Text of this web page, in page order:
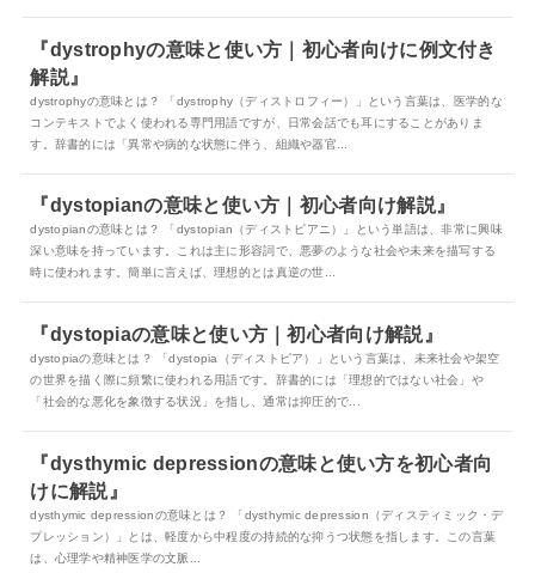
『dystrophyの意味と使い方｜初心者向けに例文付き
解説』
dystrophyの意味とは？ 「dystrophy（ディストロフィー）」という言葉は、医学的な
コンテキストでよく使われる専門用語ですが、日常会話でも耳にすることがありま
す。辞書的には「異常や病的な状態に伴う、組織や器官...
『dystopianの意味と使い方｜初心者向け解説』
dystopianの意味とは？ 「dystopian（ディストピアニ）」という単語は、非常に興味
深い意味を持っています。これは主に形容詞で、悪夢のような社会や未来を描写する
時に使われます。簡単に言えば、理想的とは真逆の世...
『dystopiaの意味と使い方｜初心者向け解説』
dystopiaの意味とは？ 「dystopia（ディストピア）」という言葉は、未来社会や架空
の世界を描く際に頻繁に使われる用語です。辞書的には「理想的ではない社会」や
「社会的な悪化を象徴する状況」を指し、通常は抑圧的で...
『dysthymic depressionの意味と使い方を初心者向
けに解説』
dysthymic depressionの意味とは？ 「dysthymic depression（ディスティミック・デ
プレッション）」とは、軽度から中程度の持続的な抑うつ状態を指します。この言葉
は、心理学や精神医学の文脈...